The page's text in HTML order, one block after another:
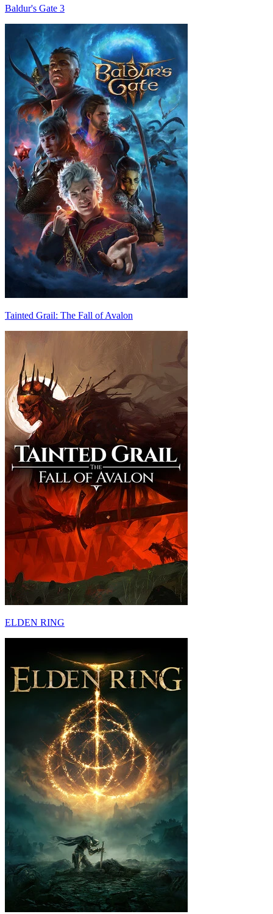
Baldur's Gate 3
Tainted Grail: The Fall of Avalon
ELDEN RING